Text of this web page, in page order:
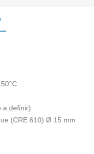
definir).
(CRE 610) Ø 15 mm